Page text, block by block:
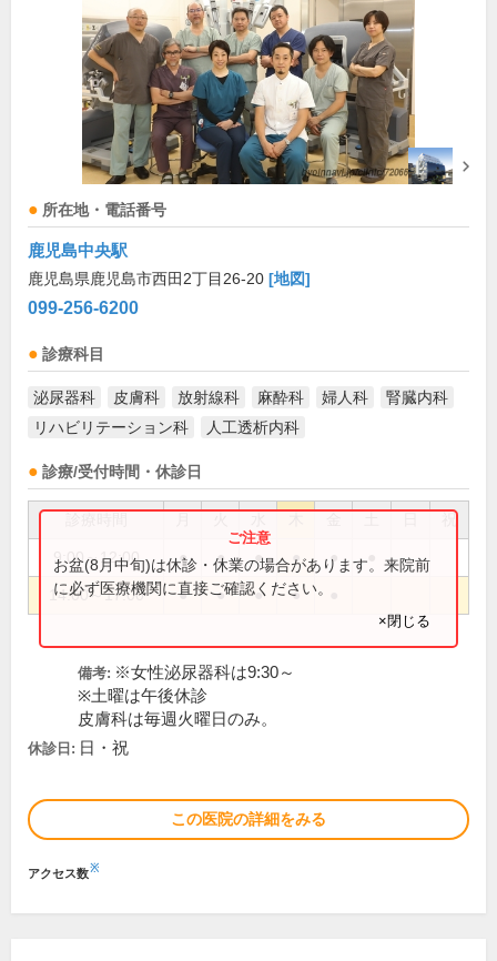
所在地・電話番号
鹿児島中央駅
鹿児島県鹿児島市西田2丁目26-20 [地図]
099-256-6200
診療科目
泌尿器科 皮膚科 放射線科 麻酔科 婦人科
腎臓内科
リハビリテーション科
人工透析内科
診療/受付時間・休診日
祝
9:00～12:00 ● ● ● ● ●
14:00～17:00 ● ● ● ●
お盆(8月中旬)は休診・休業の場合があります。来院前
に必ず医療機関に直接ご確認ください。
×閉じる
備考: ※女性泌尿器科は9:30～
※土曜は午後休診
皮膚科は毎週火曜日のみ。
休診日: 日・祝
この医院の詳細をみる
アクセス数※